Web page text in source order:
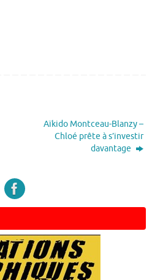
Aïkido Montceau-Blanzy –
Chloé prête à s’investir
davantage